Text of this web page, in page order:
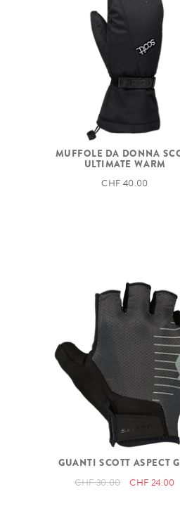
MUFFOLE DA DONNA
ULTIMATE WARM
CHF 40.00
GUANTI SCOTT ASPECT
CHF 30.00 CHF 24.00